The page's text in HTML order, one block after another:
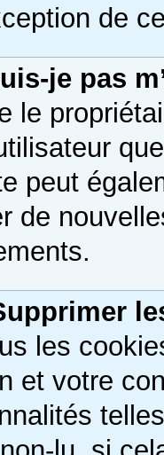
de
je pas
le
peut
de
les
et votre